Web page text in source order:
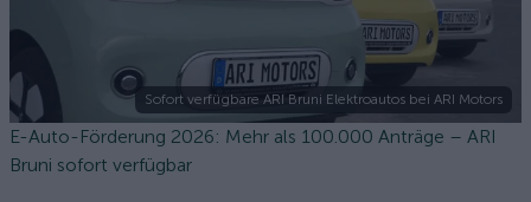
Sofort verfügbare ARI Bruni Elektroautos bei ARI Motors
E-Auto-Förderung 2026: Mehr als 100.000 Anträge – ARI
Bruni sofort verfügbar